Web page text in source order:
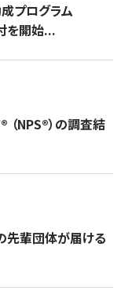
プログラム
を開始...
NPS®︎）の調査結
先輩団体が届ける